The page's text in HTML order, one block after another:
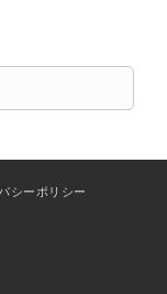
シーポリシー